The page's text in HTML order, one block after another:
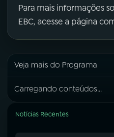
Para mais informações
EBC, acesse a página
Veja mais do Programa
Carregando conteúdos...
Notícias Recentes